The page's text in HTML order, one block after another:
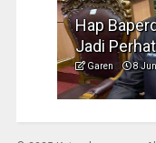
Hap
Jadi
Garen 8